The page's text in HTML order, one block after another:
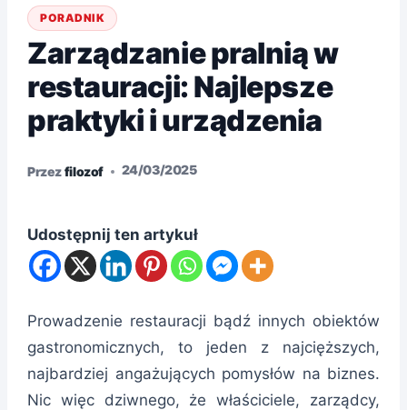
PORADNIK
Zarządzanie pralnią w
restauracji: Najlepsze
praktyki i urządzenia
Przezfilozof 24/03/2025
Udostępnij ten artykuł
Prowadzenie restauracji bądź innych obiektów
gastronomicznych, to jeden z najcięższych,
najbardziej angażujących pomysłów na biznes.
Nic więc dziwnego, że właściciele, zarządcy,